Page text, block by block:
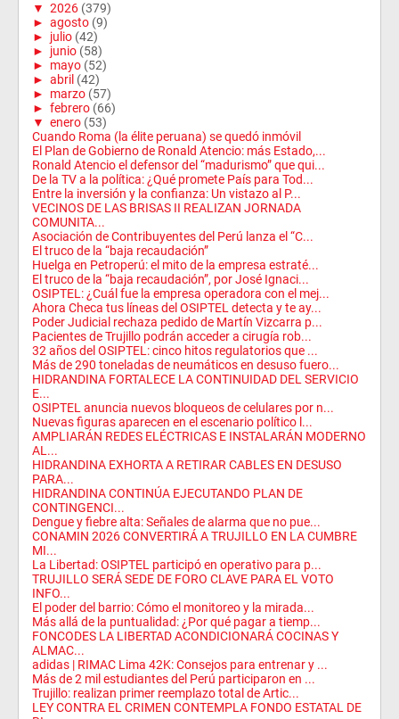
▼ 2026 (379)
► agosto (9)
► julio (42)
► junio (58)
► mayo (52)
► abril (42)
► marzo (57)
► febrero (66)
▼ enero (53)
Cuando Roma (la élite peruana) se quedó inmóvil
El Plan de Gobierno de Ronald Atencio: más Estado,...
Ronald Atencio el defensor del “madurismo” que qui...
De la TV a la política: ¿Qué promete País para Tod...
Entre la inversión y la confianza: Un vistazo al P...
VECINOS DE LAS BRISAS II REALIZAN JORNADA
COMUNITA...
Asociación de Contribuyentes del Perú lanza el “C...
El truco de la “baja recaudación”
Huelga en Petroperú: el mito de la empresa estraté...
El truco de la “baja recaudación”, por José Ignaci...
OSIPTEL: ¿Cuál fue la empresa operadora con el mej...
Ahora Checa tus líneas del OSIPTEL detecta y te ay...
Poder Judicial rechaza pedido de Martín Vizcarra p...
Pacientes de Trujillo podrán acceder a cirugía rob...
32 años del OSIPTEL: cinco hitos regulatorios que ...
Más de 290 toneladas de neumáticos en desuso fuero...
HIDRANDINA FORTALECE LA CONTINUIDAD DEL SERVICIO
E...
OSIPTEL anuncia nuevos bloqueos de celulares por n...
Nuevas figuras aparecen en el escenario político l...
AMPLIARÁN REDES ELÉCTRICAS E INSTALARÁN MODERNO
AL...
HIDRANDINA EXHORTA A RETIRAR CABLES EN DESUSO
PARA...
HIDRANDINA CONTINÚA EJECUTANDO PLAN DE
CONTINGENCI...
Dengue y fiebre alta: Señales de alarma que no pue...
CONAMIN 2026 CONVERTIRÁ A TRUJILLO EN LA CUMBRE
MI...
La Libertad: OSIPTEL participó en operativo para p...
TRUJILLO SERÁ SEDE DE FORO CLAVE PARA EL VOTO
INFO...
El poder del barrio: Cómo el monitoreo y la mirada...
Más allá de la puntualidad: ¿Por qué pagar a tiemp...
FONCODES LA LIBERTAD ACONDICIONARÁ COCINAS Y
ALMAC...
adidas | RIMAC Lima 42K: Consejos para entrenar y ...
Más de 2 mil estudiantes del Perú participaron en ...
Trujillo: realizan primer reemplazo total de Artic...
LEY CONTRA EL CRIMEN CONTEMPLA FONDO ESTATAL DE